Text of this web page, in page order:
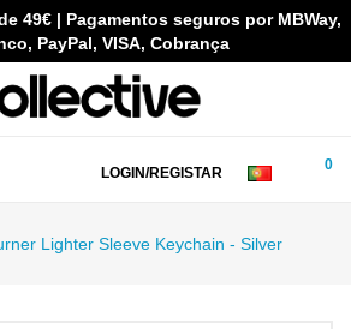
49€ | Pagamentos seguros por MBWay,
PayPal, VISA, Cobrança
LOGIN/REGISTAR 0
Lighter Sleeve Keychain - Silver